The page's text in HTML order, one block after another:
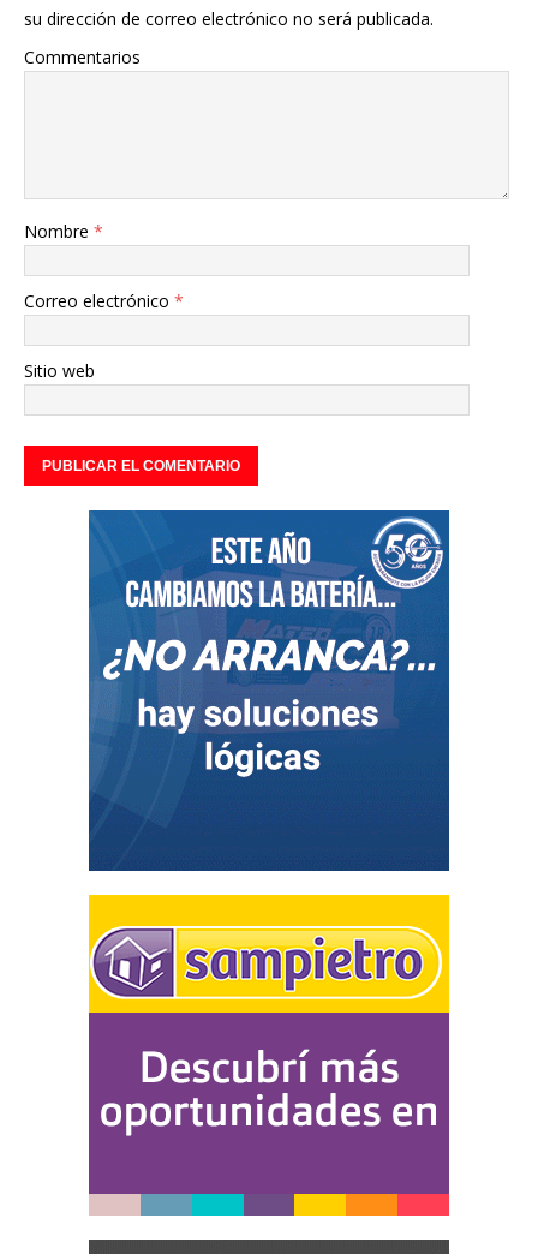
su dirección de correo electrónico no será publicada.
Commentarios
Nombre *
Correo electrónico *
Sitio web